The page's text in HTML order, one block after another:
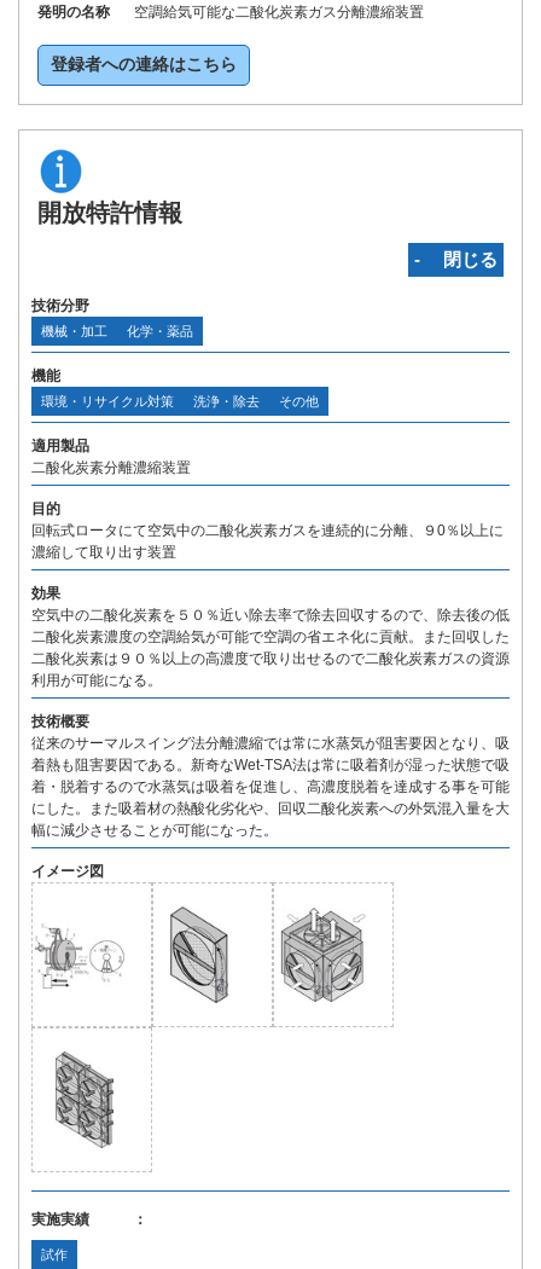
発明の名称
空調給気可能な二酸化炭素ガス分離濃縮装置
登録者への連絡はこちら
開放特許情報
‐ 閉じる
技術分野
機械・加工 化学・薬品
機能
環境・リサイクル対策 洗浄・除去 その他
適用製品
二酸化炭素分離濃縮装置
目的
回転式ロータにて空気中の二酸化炭素ガスを連続的に分離、９0％以上に
濃縮して取り出す装置
効果
空気中の二酸化炭素を５０％近い除去率で除去回収するので、除去後の低
二酸化炭素濃度の空調給気が可能で空調の省エネ化に貢献。また回収した
二酸化炭素は９０％以上の高濃度で取り出せるので二酸化炭素ガスの資源
利用が可能になる。
技術概要
従来のサーマルスイング法分離濃縮では常に水蒸気が阻害要因となり、吸
着熱も阻害要因である。新奇なWet-TSA法は常に吸着剤が湿った状態で吸
着・脱着するので水蒸気は吸着を促進し、高濃度脱着を達成する事を可能
にした。また吸着材の熱酸化劣化や、回収二酸化炭素への外気混入量を大
幅に減少させることが可能になった。
イメージ図
実施実績 ：
試作